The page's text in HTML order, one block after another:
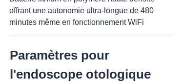
offrant une autonomie ultra-longue de 480
minutes même en fonctionnement WiFi
continu.
Paramètres pour
l'endoscope otologique